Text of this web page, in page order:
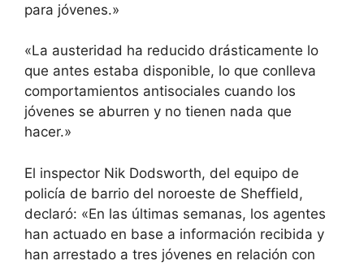
para jóvenes.»
«La austeridad ha reducido drásticamente lo
que antes estaba disponible, lo que conlleva
comportamientos antisociales cuando los
jóvenes se aburren y no tienen nada que
hacer.»
El inspector Nik Dodsworth, del equipo de
policía de barrio del noroeste de Sheffield,
declaró: «En las últimas semanas, los agentes
han actuado en base a información recibida y
han arrestado a tres jóvenes en relación con